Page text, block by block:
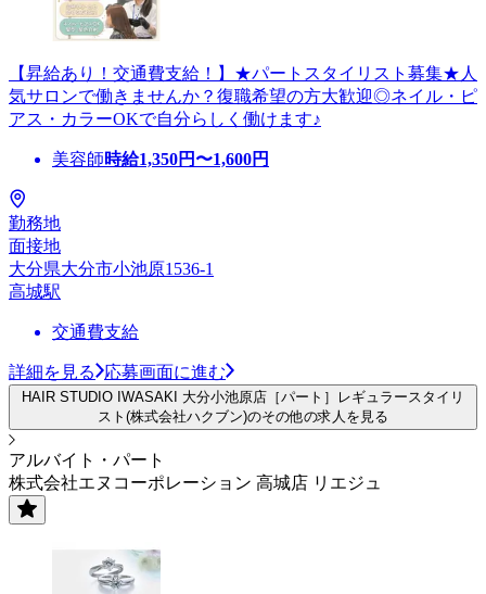
【昇給あり！交通費支給！】★パートスタイリスト募集★人
気サロンで働きませんか？復職希望の方大歓迎◎ネイル・ピ
アス・カラーOKで自分らしく働けます♪
美容師時給1,350円〜1,600円
勤務地
面接地
大分県大分市小池原1536-1
高城駅
交通費支給
詳細を見る 応募画面に進む
HAIR STUDIO IWASAKI 大分小池原店［パート］レギュラースタイリ
スト(株式会社ハクブン)のその他の求人を見る
アルバイト・パート
株式会社エヌコーポレーション 高城店 リエジュ